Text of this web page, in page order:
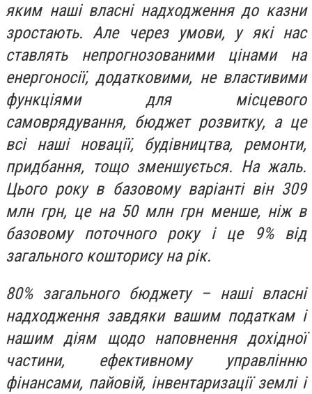
яким наші власні надходження до казни
зростають. Але через умови, у які нас
ставлять непрогнозованими цінами на
енергоносії, додатковими, не властивими
функціями для місцевого
самоврядування, бюджет розвитку, а це
всі наші новації, будівництва, ремонти,
придбання, тощо зменшується. На жаль.
Цього року в базовому варіанті він 309
млн грн, це на 50 млн грн менше, ніж в
базовому поточного року і це 9% від
загального кошторису на рік.
80% загального бюджету – наші власні
надходження завдяки вашим податкам і
нашим діям щодо наповнення дохідної
частини, ефективному управлінню
фінансами, пайовій, інвентаризації землі і